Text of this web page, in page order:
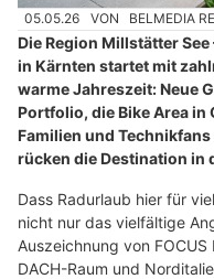
05.05.26 VON BELMEDIA
Die Region Millstätter
in Kärnten startet mit
warme Jahreszeit: Neue
Portfolio, die Bike Area
Familien und
rücken die Destination in
Dass Radurlaub hier für
nicht nur das vielfältige
Auszeichnung von
DACH-Raum und